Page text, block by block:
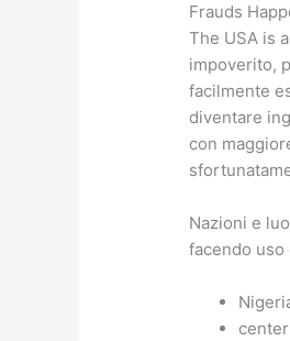
Frauds
The USA is
impoverito,
facilmente
diventare
con
Nazioni e
facendo